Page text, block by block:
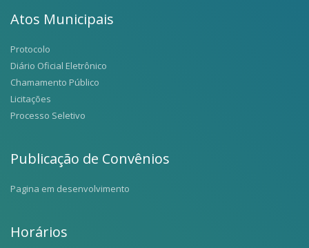
Atos Municipais
Protocolo
Diário Oficial Eletrônico
Chamamento Público
Licitações
Processo Seletivo
Publicação de Convênios
Pagina em desenvolvimento
Horários